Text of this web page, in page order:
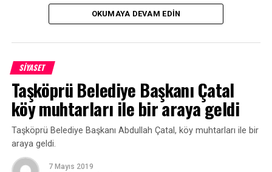
İftar programına Tosya Belediye Başkanı Volkan Kavaklıgil,
Tosya İlçe Emniyet Müdürü Cenk Demir, Jandarma İlçe
İbrahim Ateş, Tosya Kaymakamlığı Sosyal Yardımlaşma ve
yakınları, gaziler ve gazi yakınları katıldı.
OKUMAYA DEVAM EDIN
SİYASET
Taşköprü Belediye Başkanı Çatal
köy muhtarları ile bir araya geldi
Taşköprü Belediye Başkanı Abdullah Çatal, köy muhtarları ile bir
araya geldi.
7 Mayıs 2019